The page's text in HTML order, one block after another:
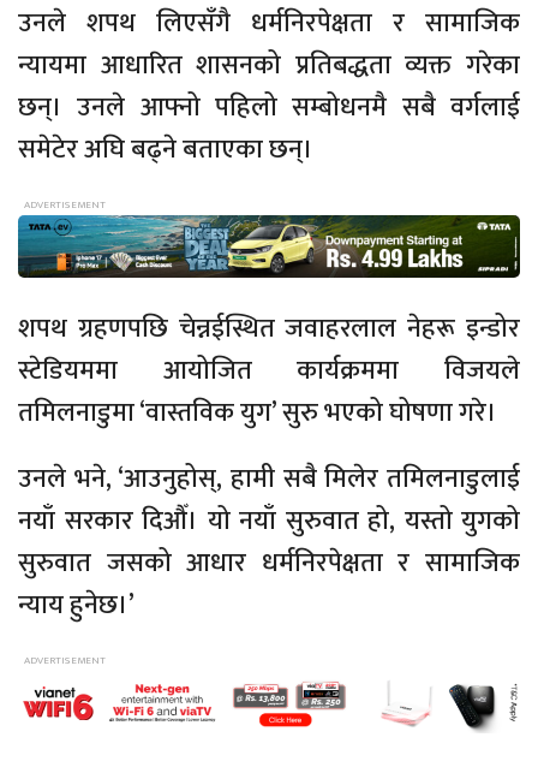
उनले शपथ लिएसँगै धर्मनिरपेक्षता र सामाजिक
न्यायमा आधारित शासनको प्रतिबद्धता व्यक्त गरेका
छन्। उनले आफ्नो पहिलो सम्बोधनमै सबै वर्गलाई
समेटेर अघि बढ्ने बताएका छन्।
शपथ ग्रहणपछि चेन्नईस्थित जवाहरलाल नेहरू इन्डोर
स्टेडियममा आयोजित कार्यक्रममा विजयले
तमिलनाडुमा ‘वास्तविक युग’ सुरु भएको घोषणा गरे।
उनले भने, ‘आउनुहोस्, हामी सबै मिलेर तमिलनाडुलाई
नयाँ सरकार दिऔँ। यो नयाँ सुरुवात हो, यस्तो युगको
सुरुवात जसको आधार धर्मनिरपेक्षता र सामाजिक
न्याय हुनेछ।’